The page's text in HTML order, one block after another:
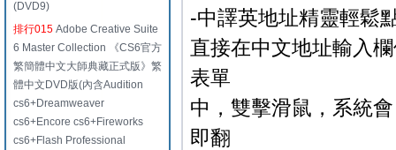
(DVD9)
排行015 Adobe Creative Suite
6 Master Collection 《CS6官方
繁簡體中文大師典藏正式版》繁
體中文DVD版(內含Audition
cs6+Dreamweaver
cs6+Encore cs6+Fireworks
cs6+Flash Professional
-中譯英地址精靈輕鬆
直接在中文地址輸入
表單
中，雙擊滑鼠，系統
即翻